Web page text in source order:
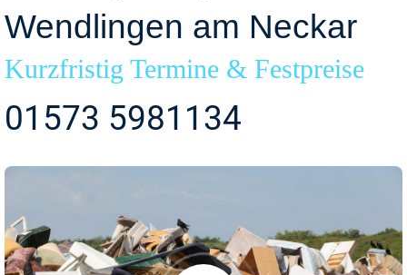
Wendlingen am Neckar
Kurzfristig Termine & Festpreise
01573 5981134